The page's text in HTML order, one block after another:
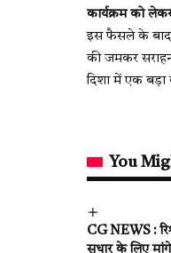
कार्यक्रम को
इस फैसले के बाद
की जमकर
दिशा में एक बड़ा
You
CG NEWS :
सुधार के लिए